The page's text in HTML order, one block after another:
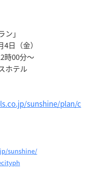
」
日（金）
時00分〜
ホテル
sunshine/plan/c
sunshine/